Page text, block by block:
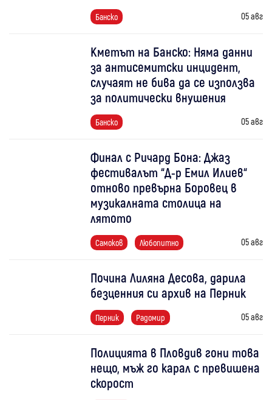
Банско 05 авг
Кметът на Банско: Няма данни
за антисемитски инцидент,
случаят не бива да се използва
за политически внушения
Банско 05 авг
Финал с Ричард Бона: Джаз
фестивалът “Д-р Емил Илиев“
отново превърна Боровец в
музикалната столица на
лятото
Самоков Любопитно 05 авг
Почина Лиляна Десова, дарила
безценния си архив на Перник
Перник Радомир 05 авг
Полицията в Пловдив гони това
нещо, мъж го карал с превишена
скорост